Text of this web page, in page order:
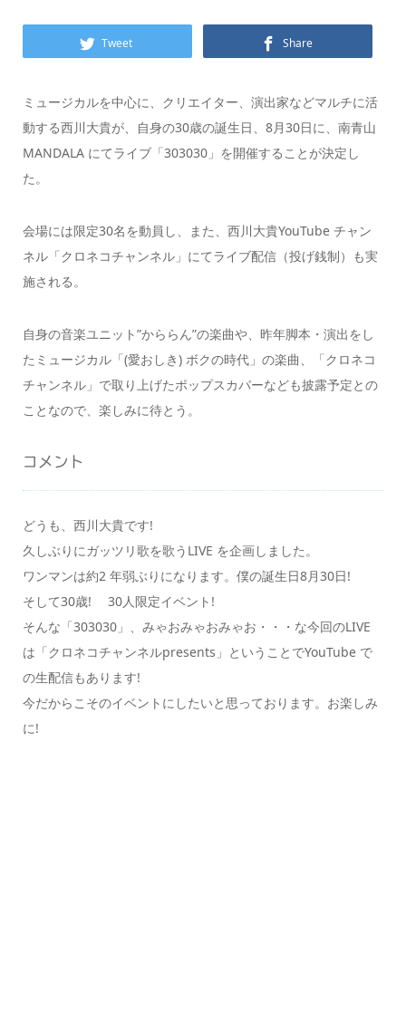
Tweet Share
ミュージカルを中心に、クリエイター、演出家などマルチに活
動する西川大貴が、自身の30歳の誕生日、8月30日に、南青山
MANDALA にてライブ「303030」を開催することが決定し
た。
会場には限定30名を動員し、また、西川大貴YouTube チャン
ネル「クロネコチャンネル」にてライブ配信（投げ銭制）も実
施される。
自身の音楽ユニット”かららん”の楽曲や、昨年脚本・演出をし
たミュージカル「(愛おしき) ボクの時代」の楽曲、「クロネコ
チャンネル」で取り上げたポップスカバーなども披露予定との
ことなので、楽しみに待とう。
コメント
どうも、西川大貴です!
久しぶりにガッツリ歌を歌うLIVE を企画しました。
ワンマンは約2 年弱ぶりになります。僕の誕生日8月30日!
そして30歳! 30人限定イベント!
そんな「303030」、みゃおみゃおみゃお・・・な今回のLIVE
は「クロネコチャンネルpresents」ということでYouTube で
の生配信もあります!
今だからこそのイベントにしたいと思っております。お楽しみ
に!